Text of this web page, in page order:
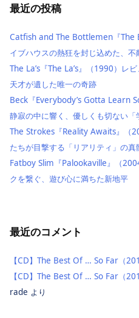
最近の投稿
Catfish and The Bottlemen『The
イブハウスの熱狂を封じ込めた、
The La’s『The La’s』（1990）レ
天才が遺した唯一の奇跡
Beck『Everybody’s Gotta Learn
静寂の中に響く、優しくも切ない「
The Strokes『Reality Awaits』（
たちが目撃する「リアリティ」の真
Fatboy Slim『Palookaville』（
クを繋ぐ、遊び心に満ちた新地平
最近のコメント
【CD】The Best Of … So Far（
【CD】The Best Of … So Far（
rade より